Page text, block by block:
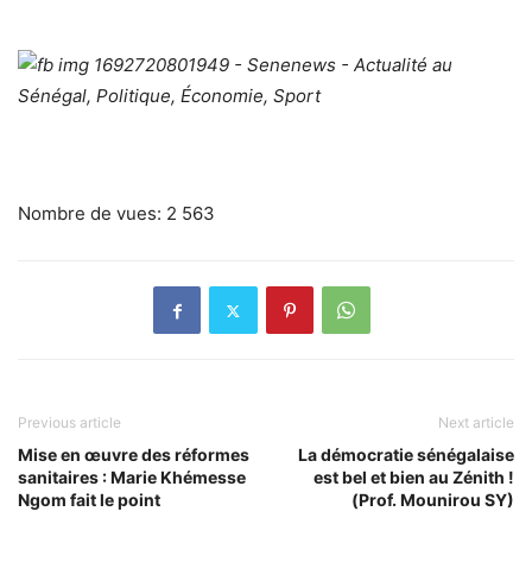
Nombre de vues: 2 563
Previous article
Mise en œuvre des réformes
sanitaires : Marie Khémesse
Ngom fait le point
Next article
La démocratie sénégalaise
est bel et bien au Zénith !
(Prof. Mounirou SY)